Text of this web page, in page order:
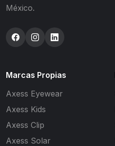
México.
Marcas Propias
Axess Eyewear
Axess Kids
Axess Clip
Axess Solar